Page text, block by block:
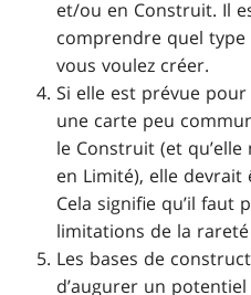
et/ou en Construit. Il
comprendre quel
vous voulez créer.
Si elle est prévue
une carte peu
le Construit (et
en Limité), elle
Cela signifie qu’il faut
limitations de la
Les bases de
d’augurer un